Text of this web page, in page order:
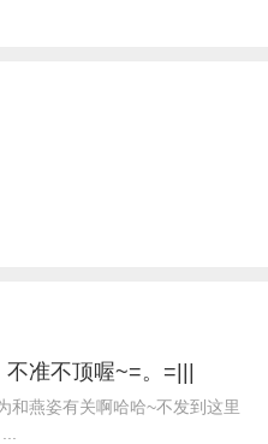
准不顶喔~=。=|||
和燕姿有关啊哈哈~不发到这里